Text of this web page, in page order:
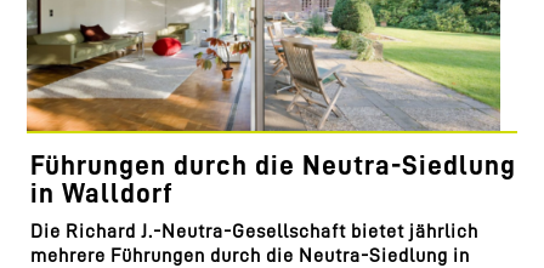
Führungen durch die Neutra-Siedlung
in Walldorf
Die Richard J.-Neutra-Gesellschaft bietet jährlich
mehrere Führungen durch die Neutra-Siedlung in